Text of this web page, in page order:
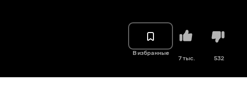
В избранные
7 тыс. 532